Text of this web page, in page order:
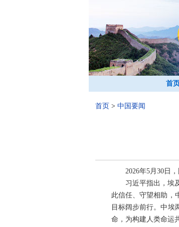
首
首页 > 中国要闻
2026年5月30日
习近平指出，埃
此信任、守望相助，
目标阔步前行。中埃
命，为构建人类命运